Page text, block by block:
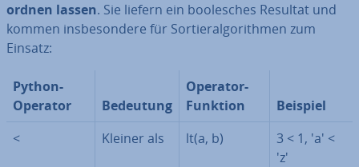
ordnen lassen. Sie liefern ein boole­sches Resultat und
kommen ins­be­son­de­re für Sor­tier­al­go­rith­men zum
Einsatz:
Python-
Operator
Bedeutung
Operator-
Funktion
Beispiel
<
Kleiner als lt(a, b)
3 < 1, 'a' <
'z'